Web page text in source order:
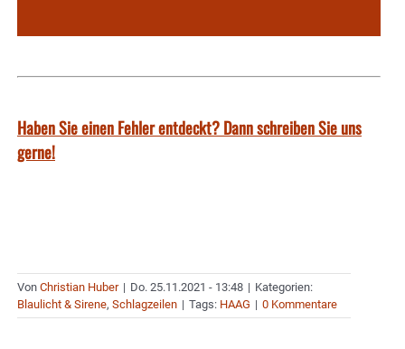
Haben Sie einen Fehler entdeckt? Dann schreiben Sie uns
gerne!
Von Christian Huber | Do. 25.11.2021 - 13:48 | Kategorien:
Blaulicht & Sirene, Schlagzeilen | Tags: HAAG | 0 Kommentare